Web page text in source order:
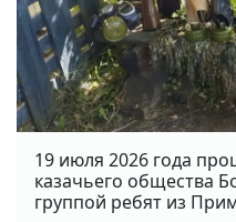
19 июля 2026 года
казачьего общества
группой ребят из